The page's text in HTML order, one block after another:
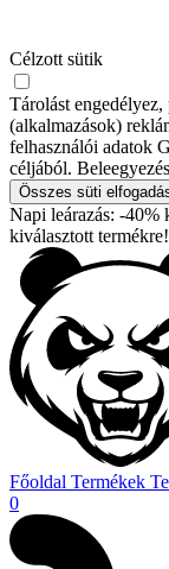
Célzott sütik
Tárolást
(alkalmazások)
felhasználói adatok
céljából.
Összes süti
Napi leárazás: -40%
kiválasztott termékre!
Főoldal Termékek
0